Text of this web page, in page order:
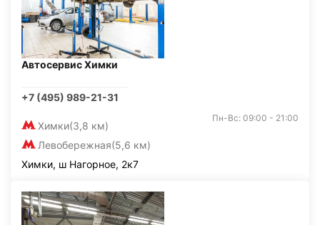
Автосервис Химки
+7 (495) 989-21-31
Химки(3,8 км)
Левобережная(5,6 км)
Пн-Вс: 09:00 - 21:00
Химки, ш Нагорное, 2к7